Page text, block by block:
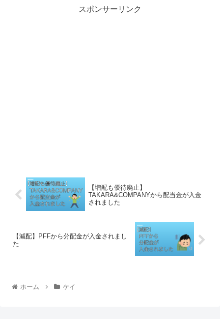
スポンサーリンク
【増配も優待廃止】
TAKARA&COMPANYから配当金が入金
されました
【減配】PFFから分配金が入金されまし
た
ホーム ケイ